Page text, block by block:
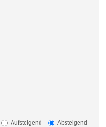
Aufsteigend
Absteigend